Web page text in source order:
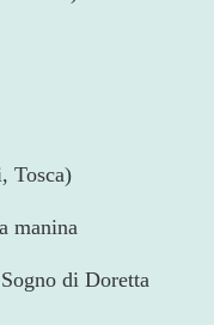
Tosca)
manina
di Doretta